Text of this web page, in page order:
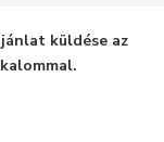
küldése az